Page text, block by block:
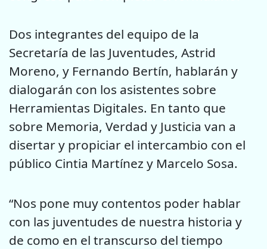
Dos integrantes del equipo de la
Secretaría de las Juventudes, Astrid
Moreno, y Fernando Bertín, hablarán y
dialogarán con los asistentes sobre
Herramientas Digitales. En tanto que
sobre Memoria, Verdad y Justicia van a
disertar y propiciar el intercambio con el
público Cintia Martínez y Marcelo Sosa.
“Nos pone muy contentos poder hablar
con las juventudes de nuestra historia y
de como en el transcurso del tiempo